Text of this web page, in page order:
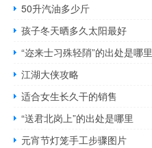
50升汽油多少斤
孩子冬天晒多久太阳最好
“迩来士习殊轻陗”的出处是哪里
江湖大侠攻略
适合女生长久干的销售
“送君北岗上”的出处是哪里
元宵节灯笼手工步骤图片